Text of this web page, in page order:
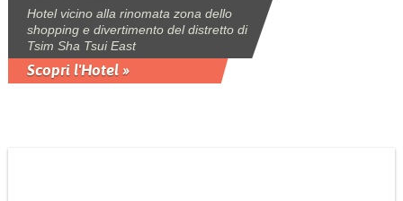
Hotel vicino alla rinomata zona dello
shopping e divertimento del distretto di
Tsim Sha Tsui East
Scopri l'Hotel »